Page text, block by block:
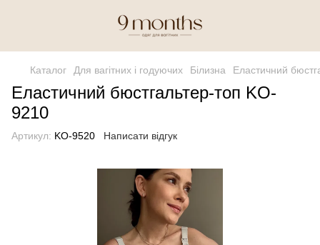
Каталог Для вагітних і годуючих Білизна Еластичний
Еластичний бюстгальтер-топ KO-
9210
Артикул: KO-9520 Написати відгук